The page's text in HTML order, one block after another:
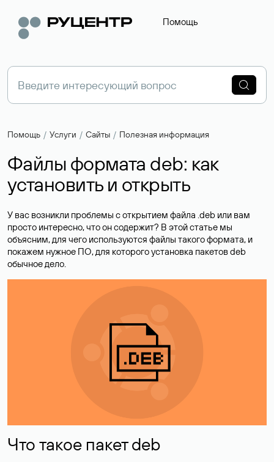
Помощь
Помощь Услуги Сайты Полезная информация
Файлы формата deb: как
установить и открыть
У вас возникли проблемы с открытием файла .deb или вам
просто интересно, что он содержит? В этой статье мы
объясним, для чего используются файлы такого формата, и
покажем нужное ПО, для которого установка пакетов deb
обычное дело.
Что такое пакет deb